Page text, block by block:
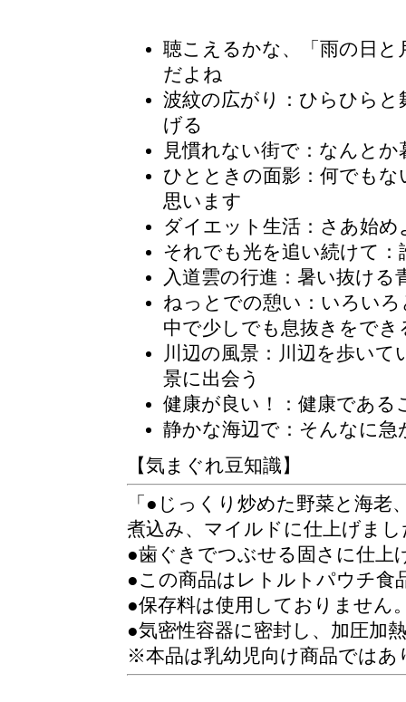
聴こえるかな、「雨の日と
だよね
波紋の広がり
：ひらひら
げる
見慣れない街で：なんと
ひとときの面影：何でも
思います
ダイエット生活：さあ始
それでも光を追い続けて
入道雲の行進：暑い抜け
ねっとでの憩い：いろい
中で少しでも息抜きをで
川辺の風景 ：川辺を歩い
景に出会う
健康が良い！：健康である
静かな海辺で ：そんなに
【気まぐれ豆知識】
●じっくり炒めた野菜と海老
煮込み、マイルドに仕上げまし
●歯ぐきでつぶせる固さに仕上
●この商品はレトルトパウチ食
●保存料は使用しておりません
●気密性容器に密封し、加圧加
※本品は乳幼児向け商品ではあ